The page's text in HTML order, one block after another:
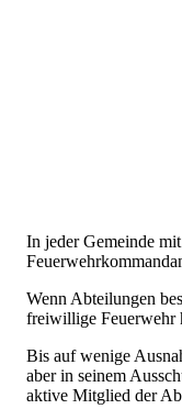
In jeder Gemeinde
Wenn Abteilungen
freiwillige Feuerwehr
Bis auf wenige
aber in seinem
aktive Mitglied der